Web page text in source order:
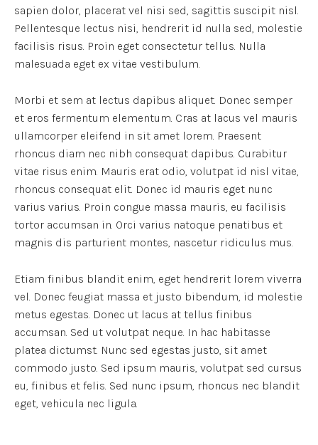
sapien dolor, placerat vel nisi sed, sagittis suscipit nisl.
Pellentesque lectus nisi, hendrerit id nulla sed, molestie
facilisis risus. Proin eget consectetur tellus. Nulla
malesuada eget ex vitae vestibulum.
Morbi et sem at lectus dapibus aliquet. Donec semper
et eros fermentum elementum. Cras at lacus vel mauris
ullamcorper eleifend in sit amet lorem. Praesent
rhoncus diam nec nibh consequat dapibus. Curabitur
vitae risus enim. Mauris erat odio, volutpat id nisl vitae,
rhoncus consequat elit. Donec id mauris eget nunc
varius varius. Proin congue massa mauris, eu facilisis
tortor accumsan in. Orci varius natoque penatibus et
magnis dis parturient montes, nascetur ridiculus mus.
Etiam finibus blandit enim, eget hendrerit lorem viverra
vel. Donec feugiat massa et justo bibendum, id molestie
metus egestas. Donec ut lacus at tellus finibus
accumsan. Sed ut volutpat neque. In hac habitasse
platea dictumst. Nunc sed egestas justo, sit amet
commodo justo. Sed ipsum mauris, volutpat sed cursus
eu, finibus et felis. Sed nunc ipsum, rhoncus nec blandit
eget, vehicula nec ligula.